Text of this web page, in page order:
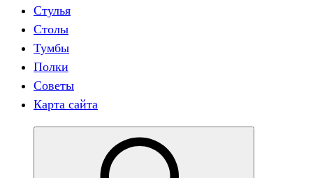
Стулья
Столы
Тумбы
Полки
Советы
Карта сайта